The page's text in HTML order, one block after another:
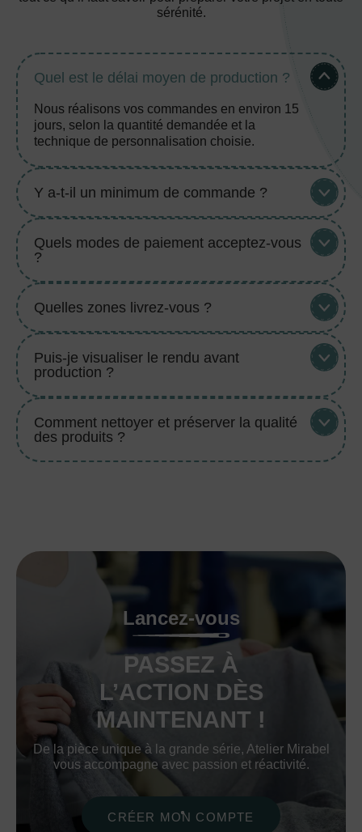
sérénité.
Quel est le délai moyen de production ?
Nous réalisons vos commandes en environ 15
jours, selon la quantité demandée et la
technique de personnalisation choisie.
Y a-t-il un minimum de commande ?
Quels modes de paiement acceptez-vous
?
Quelles zones livrez-vous ?
Puis-je visualiser le rendu avant
production ?
Comment nettoyer et préserver la qualité
des produits ?
Lancez-vous
PASSEZ À
L’ACTION DÈS
MAINTENANT !
De la pièce unique à la grande série, Atelier Mirabel
vous accompagne avec passion et réactivité.
CRÉER MON COMPTE